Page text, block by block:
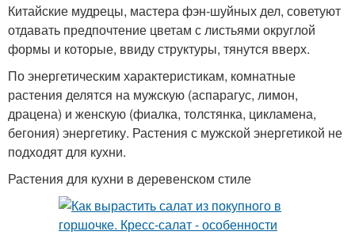
Китайские мудрецы, мастера фэн-шуйных дел, советуют
отдавать предпочтение цветам с листьями округлой
формы и которые, ввиду структуры, тянутся вверх.
По энергетическим характеристикам, комнатные
растения делятся на мужскую (аспарагус, лимон,
драцена) и женскую (фиалка, толстянка, цикламена,
бегония) энергетику. Растения с мужской энергетикой не
подходят для кухни.
Растения для кухни в деревенском стиле